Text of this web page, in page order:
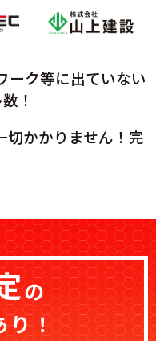
ーク等に出ていない
！
切かかりません！完
の
り！